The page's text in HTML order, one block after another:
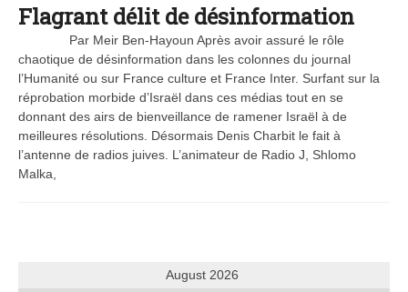
Flagrant délit de désinformation
Par Meir Ben-Hayoun Après avoir assuré le rôle
chaotique de désinformation dans les colonnes du journal
l’Humanité ou sur France culture et France Inter. Surfant sur la
réprobation morbide d’Israël dans ces médias tout en se
donnant des airs de bienveillance de ramener Israël à de
meilleures résolutions. Désormais Denis Charbit le fait à
l’antenne de radios juives. L’animateur de Radio J, Shlomo
Malka,
August 2026